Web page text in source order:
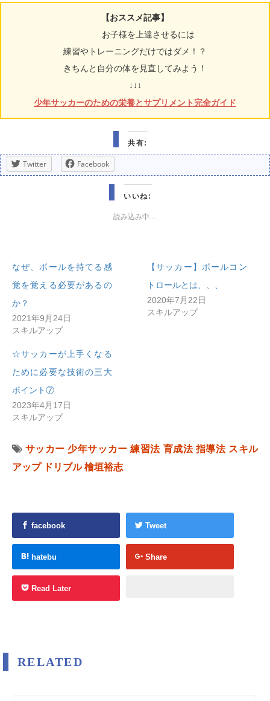
【おススメ記事】
お子様を上達させるには
練習やトレーニングだけではダメ！？
きちんと自分の体を見直してみよう！
↓↓↓
少年サッカーのための栄養とサプリメント完全ガイド
共有:
Twitter Facebook
いいね:
読み込み中…
なぜ、ボールを持てる感
覚を覚える必要があるの
か？
2021年9月24日
スキルアップ
【サッカー】ボールコン
トロールとは、、、
2020年7月22日
スキルアップ
☆サッカーが上手くなる
ために必要な技術の三大
ポイント⑦
2023年4月17日
スキルアップ
サッカー 少年サッカー 練習法 育成法 指導法 スキル
アップ
ドリブル 檜垣裕志
facebook Tweet
hatebu Share
Read Later
RELATED